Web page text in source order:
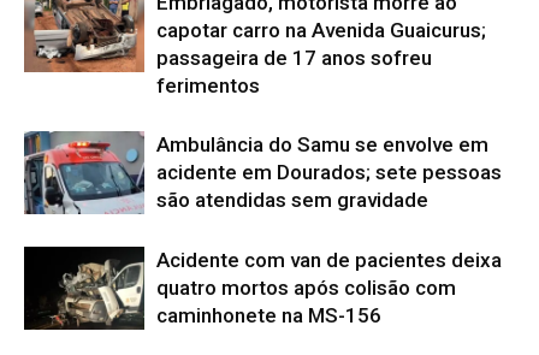
capotar carro na Avenida Guaicurus;
passageira de 17 anos sofreu
ferimentos
Ambulância do Samu se envolve em
acidente em Dourados; sete pessoas
são atendidas sem gravidade
Acidente com van de pacientes deixa
quatro mortos após colisão com
caminhonete na MS-156